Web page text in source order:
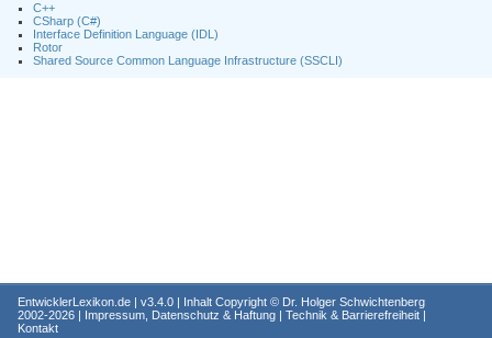
C++
CSharp (C#)
Interface Definition Language (IDL)
Rotor
Shared Source Common Language Infrastructure (SSCLI)
EntwicklerLexikon.de | v3.4.0 | Inhalt Copyright © Dr. Holger Schwichtenberg
2002-2026 | Impressum, Datenschutz & Haftung | Technik & Barrierefreiheit |
Kontakt